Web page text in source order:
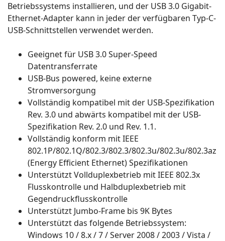
Betriebssystems installieren, und der USB 3.0 Gigabit-
Ethernet-Adapter kann in jeder der verfügbaren Typ-C-
USB-Schnittstellen verwendet werden.
Geeignet für USB 3.0 Super-Speed
Datentransferrate
USB-Bus powered, keine externe
Stromversorgung
Vollständig kompatibel mit der USB-Spezifikation
Rev. 3.0 und abwärts kompatibel mit der USB-
Spezifikation Rev. 2.0 und Rev. 1.1.
Vollständig konform mit IEEE
802.1P/802.1Q/802.3/802.3/802.3u/802.3u/802.3az
(Energy Efficient Ethernet) Spezifikationen
Unterstützt Vollduplexbetrieb mit IEEE 802.3x
Flusskontrolle und Halbduplexbetrieb mit
Gegendruckflusskontrolle
Unterstützt Jumbo-Frame bis 9K Bytes
Unterstützt das folgende Betriebssystem:
Windows 10 / 8.x / 7 / Server 2008 / 2003 / Vista /